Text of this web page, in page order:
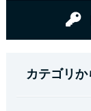
カテゴリ